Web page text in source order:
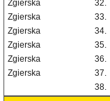
Zgierska
32.
Zgierska
33.
Zgierska
34.
Zgierska
35.
Zgierska
36.
Zgierska
37.
38.